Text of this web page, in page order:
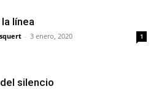
línea
- 3 enero, 2020 1
silencio